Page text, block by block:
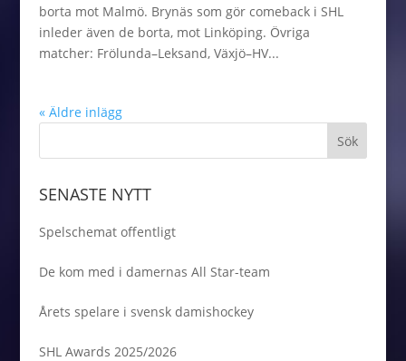
borta mot Malmö. Brynäs som gör comeback i SHL
inleder även de borta, mot Linköping. Övriga
matcher: Frölunda–Leksand, Växjö–HV...
« Äldre inlägg
SENASTE NYTT
Spelschemat offentligt
De kom med i damernas All Star-team
Årets spelare i svensk damishockey
SHL Awards 2025/2026